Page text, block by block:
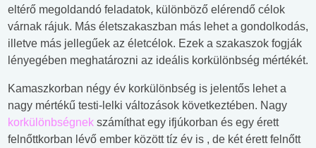
eltérő megoldandó feladatok, különböző elérendő célok
várnak rájuk. Más életszakaszban más lehet a gondolkodás,
illetve más jellegűek az életcélok. Ezek a szakaszok fogják
lényegében meghatározni az ideális korkülönbség mértékét.
Kamaszkorban négy év korkülönbség is jelentős lehet a
nagy mértékű testi-lelki változások következtében. Nagy
korkülönbségnek számíthat egy ifjúkorban és egy érett
felnőttkorban lévő ember között tíz év is , de két érett felnőtt